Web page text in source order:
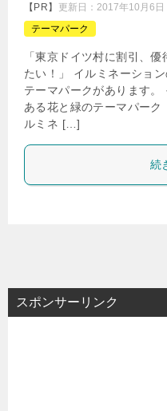
【PR】 更新日： 2017年10月6日
テーマパーク
「東京ドイツ村に割引、
たい！」 イルミネーショ
テーマパークがあります。
ある花と緑のテーマパーク
ルミネ […]
続
スポンサーリンク